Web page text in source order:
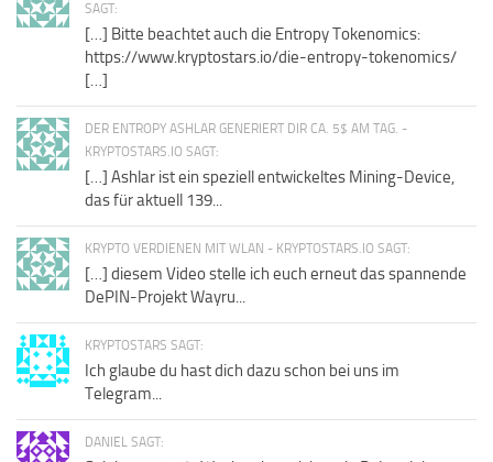
SAGT:
[…] Bitte beachtet auch die Entropy Tokenomics:
https://www.kryptostars.io/die-entropy-tokenomics/
[…]
DER ENTROPY ASHLAR GENERIERT DIR CA. 5$ AM TAG. -
KRYPTOSTARS.IO SAGT:
[…] Ashlar ist ein speziell entwickeltes Mining-Device,
das für aktuell 139...
KRYPTO VERDIENEN MIT WLAN - KRYPTOSTARS.IO SAGT:
[…] diesem Video stelle ich euch erneut das spannende
DePIN-Projekt Wayru...
KRYPTOSTARS SAGT:
Ich glaube du hast dich dazu schon bei uns im
Telegram...
DANIEL SAGT: